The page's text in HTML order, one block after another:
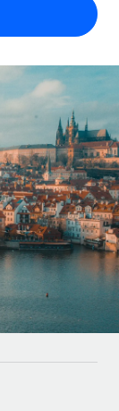
le monde
à l’emploi
simplicité
équipe
grâce à
essentiels
les RH et la
RH sur
quel
vitesses de